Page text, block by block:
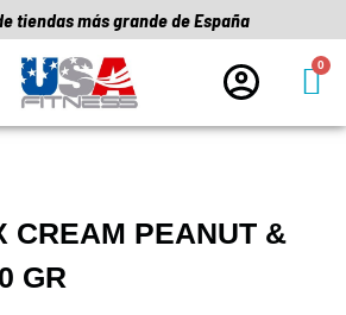
tiendas más grande de España
CREAM PEANUT &
GR